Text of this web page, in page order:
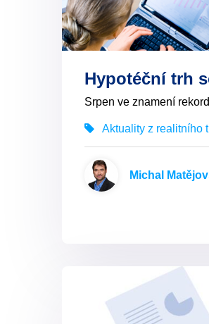
Hypotéční trh
Srpen ve znamení
Aktuality z realitního
Michal